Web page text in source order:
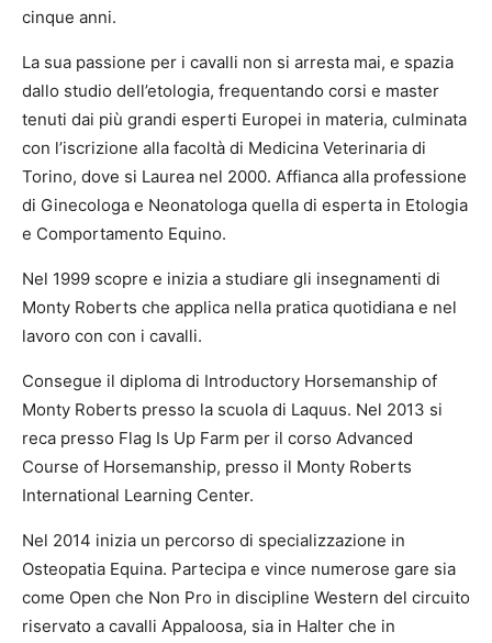
cinque anni.
La sua passione per i cavalli non si arresta mai, e spazia
dallo studio dell’etologia, frequentando corsi e master
tenuti dai più grandi esperti Europei in materia, culminata
con l’iscrizione alla facoltà di Medicina Veterinaria di
Torino, dove si Laurea nel 2000. Affianca alla professione
di Ginecologa e Neonatologa quella di esperta in Etologia
e Comportamento Equino.
Nel 1999 scopre e inizia a studiare gli insegnamenti di
Monty Roberts che applica nella pratica quotidiana e nel
lavoro con con i cavalli.
Consegue il diploma di Introductory Horsemanship of
Monty Roberts presso la scuola di Laquus. Nel 2013 si
reca presso Flag Is Up Farm per il corso Advanced
Course of Horsemanship, presso il Monty Roberts
International Learning Center.
Nel 2014 inizia un percorso di specializzazione in
Osteopatia Equina. Partecipa e vince numerose gare sia
come Open che Non Pro in discipline Western del circuito
riservato a cavalli Appaloosa, sia in Halter che in